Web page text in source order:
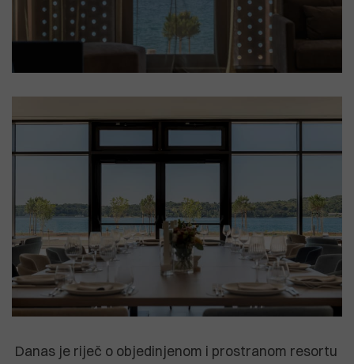
Danas je riječ o objedinjenom i prostranom resortu